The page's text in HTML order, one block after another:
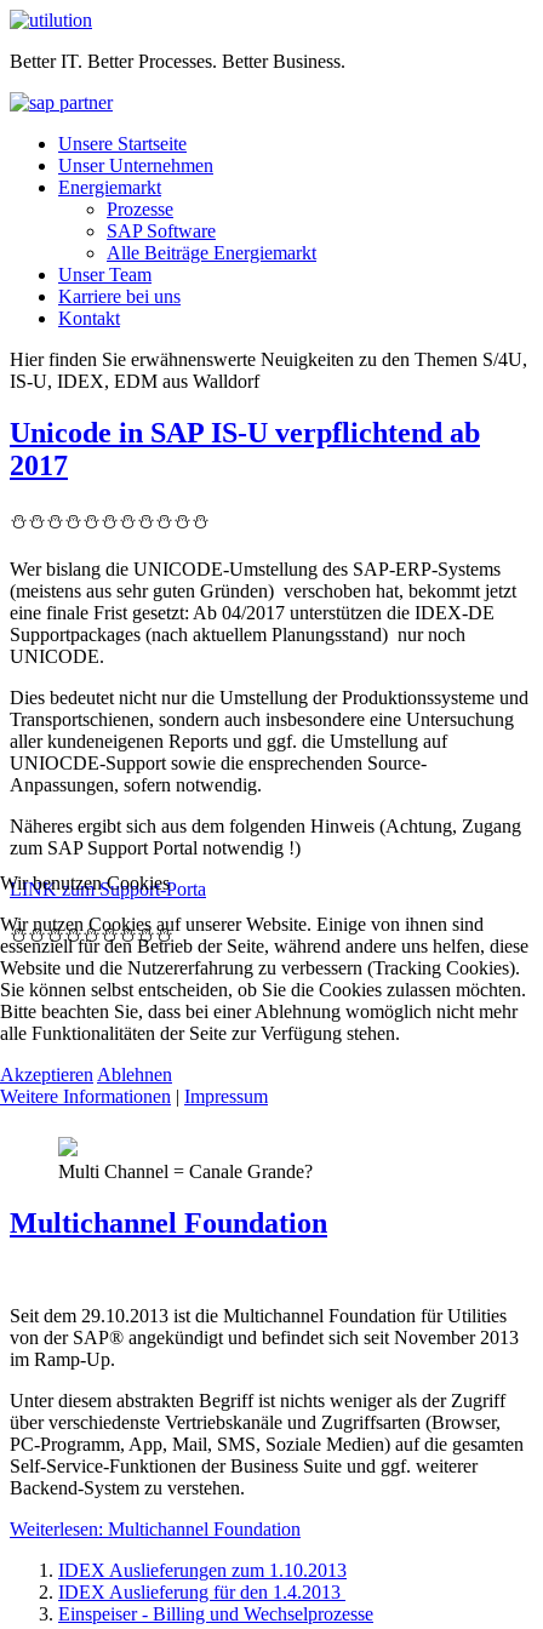
Better IT. Better Processes. Better Business.
Unsere Startseite
Unser Unternehmen
Energiemarkt
Prozesse
SAP Software
Alle Beiträge Energiemarkt
Unser Team
Karriere bei uns
Kontakt
Hier finden Sie erwähnenswerte Neuigkeiten zu den Themen S/4U,
IS-U, IDEX, EDM aus Walldorf
Unicode in SAP IS-U verpflichtend ab
2017
⛄⛄⛄⛄⛄⛄⛄⛄⛄⛄⛄
Wer bislang die UNICODE-Umstellung des SAP-ERP-Systems
(meistens aus sehr guten Gründen) verschoben hat, bekommt jetzt
eine finale Frist gesetzt: Ab 04/2017 unterstützen die IDEX-DE
Supportpackages (nach aktuellem Planungsstand) nur noch
UNICODE.
Dies bedeutet nicht nur die Umstellung der Produktionssysteme und
Transportschienen, sondern auch insbesondere eine Untersuchung
aller kundeneigenen Reports und ggf. die Umstellung auf
UNIOCDE-Support sowie die ensprechenden Source-
Anpassungen, sofern notwendig.
Näheres ergibt sich aus dem folgenden Hinweis (Achtung, Zugang
zum SAP Support Portal notwendig !)
LINK zum Support-Porta
⛄⛄⛄⛄⛄⛄⛄⛄⛄
Multi Channel = Canale Grande?
Multichannel Foundation
Seit dem 29.10.2013 ist die Multichannel Foundation für Utilities
von der SAP® angekündigt und befindet sich seit November 2013
im Ramp-Up.
Unter diesem abstrakten Begriff ist nichts weniger als der Zugriff
über verschiedenste Vertriebskanäle und Zugriffsarten (Browser,
PC-Programm, App, Mail, SMS, Soziale Medien) auf die gesamten
Self-Service-Funktionen der Business Suite und ggf. weiterer
Backend-System zu verstehen.
Weiterlesen: Multichannel Foundation
IDEX Auslieferungen zum 1.10.2013
IDEX Auslieferung für den 1.4.2013
Einspeiser - Billing und Wechselprozesse
Wir benutzen Cookies
Wir nutzen Cookies auf unserer Website. Einige von ihnen sind
essenziell für den Betrieb der Seite, während andere uns helfen, diese
Website und die Nutzererfahrung zu verbessern (Tracking Cookies).
Sie können selbst entscheiden, ob Sie die Cookies zulassen möchten.
Bitte beachten Sie, dass bei einer Ablehnung womöglich nicht mehr
alle Funktionalitäten der Seite zur Verfügung stehen.
Akzeptieren Ablehnen
Weitere Informationen | Impressum